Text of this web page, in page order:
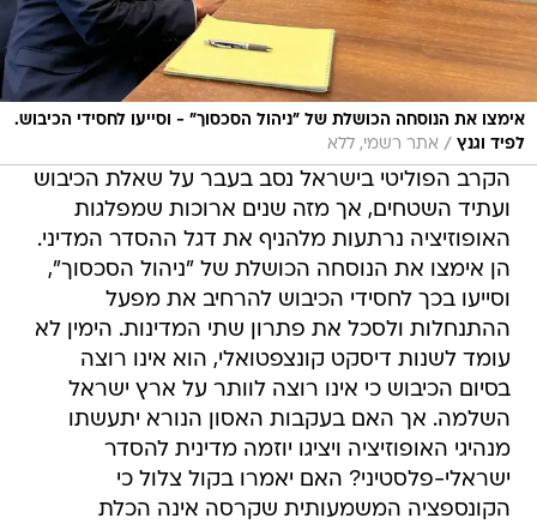
אימצו את הנוסחה הכושלת של "ניהול הסכסוך" - וסייעו לחסידי הכיבוש.
לפיד וגנץ / אתר רשמי, ללא
הקרב הפוליטי בישראל נסב בעבר על שאלת הכיבוש
ועתיד השטחים, אך מזה שנים ארוכות שמפלגות
האופוזיציה נרתעות מלהניף את דגל ההסדר המדיני.
הן אימצו את הנוסחה הכושלת של "ניהול הסכסוך",
וסייעו בכך לחסידי הכיבוש להרחיב את מפעל
ההתנחלות ולסכל את פתרון שתי המדינות. הימין לא
עומד לשנות דיסקט קונצפטואלי, הוא אינו רוצה
בסיום הכיבוש כי אינו רוצה לוותר על ארץ ישראל
השלמה. אך האם בעקבות האסון הנורא יתעשתו
מנהיגי האופוזיציה ויציגו יוזמה מדינית להסדר
ישראלי-פלסטיני? האם יאמרו בקול צלול כי
הקונספציה המשמעותית שקרסה אינה הכלת